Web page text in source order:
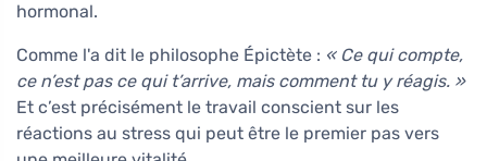
hormonal.
Comme l'a dit le philosophe Épictète : « Ce qui compte,
ce n’est pas ce qui t’arrive, mais comment tu y réagis. »
Et c’est précisément le travail conscient sur les
réactions au stress qui peut être le premier pas vers